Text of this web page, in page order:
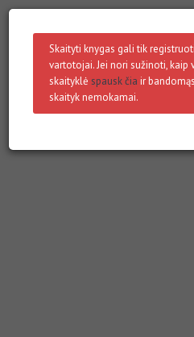
Skaityti knygas gali tik
vartotojai. Jei nori sužinoti, kaip
skaityklė spausk čia ir
skaityk nemokamai.